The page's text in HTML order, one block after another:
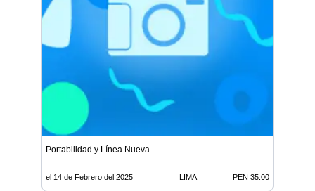
Portabilidad y Línea Nueva
el 14 de Febrero del 2025 LIMA PEN 35.00